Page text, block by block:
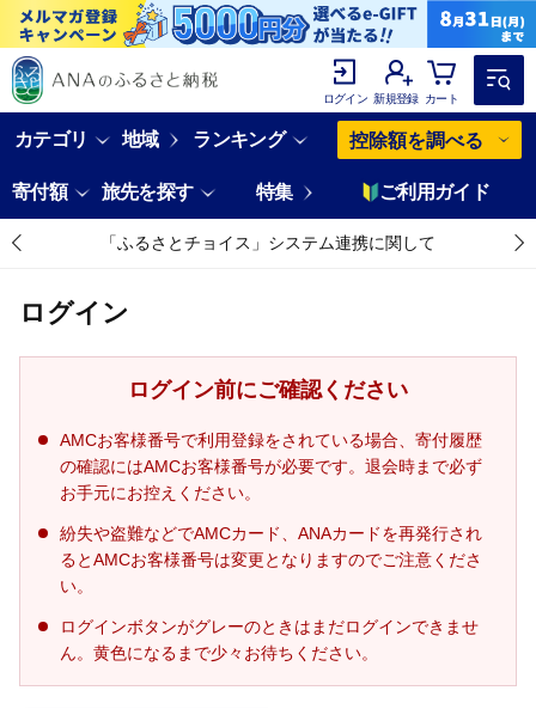
ログイン 新規登録 カート
カテゴリ 地域 ランキング 控除額を調べる
寄付額 旅先を探す 特集 ご利用ガイド
「ふるさとチョイス」システム連携に関して
ログイン
ログイン前にご確認ください
AMCお客様番号で利用登録をされている場合、寄付履歴
の確認にはAMCお客様番号が必要です。退会時まで必ず
お手元にお控えください。
紛失や盗難などでAMCカード、ANAカードを再発行され
るとAMCお客様番号は変更となりますのでご注意くださ
い。
ログインボタンがグレーのときはまだログインできませ
ん。黄色になるまで少々お待ちください。